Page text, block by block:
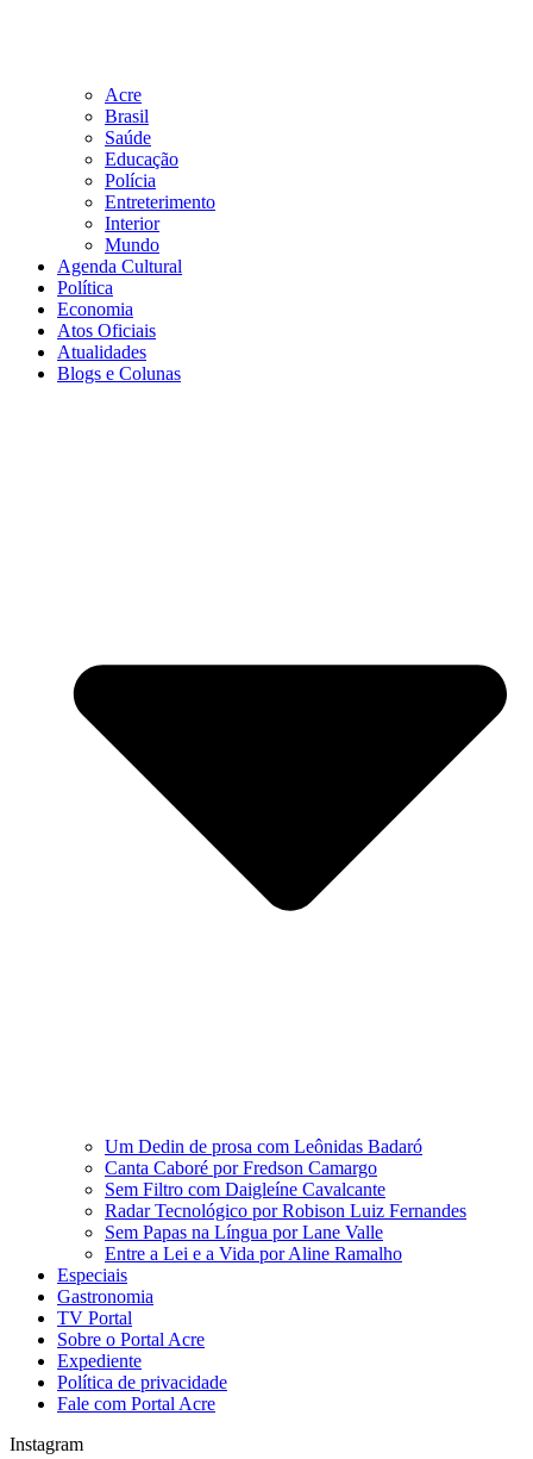
Acre
Brasil
Saúde
Educação
Polícia
Entreterimento
Interior
Mundo
Agenda Cultural
Política
Economia
Atos Oficiais
Atualidades
Blogs e Colunas
Um Dedin de prosa com Leônidas Badaró
Canta Caboré por Fredson Camargo
Sem Filtro com Daigleíne Cavalcante
Radar Tecnológico por Robison Luiz Fernandes
Sem Papas na Língua por Lane Valle
Entre a Lei e a Vida por Aline Ramalho
Especiais
Gastronomia
TV Portal
Sobre o Portal Acre
Expediente
Política de privacidade
Fale com Portal Acre
Instagram